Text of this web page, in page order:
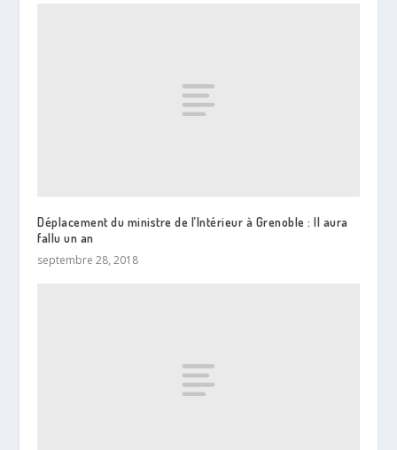
Déplacement du ministre de l’Intérieur à Grenoble : Il aura
fallu un an
septembre 28, 2018